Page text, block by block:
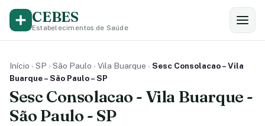
CEBES
Estabelecimentos de Saúde
Início › SP › São Paulo › Vila Buarque › Sesc Consolacao – Vila
Buarque – São Paulo – SP
Sesc Consolacao - Vila Buarque -
São Paulo - SP